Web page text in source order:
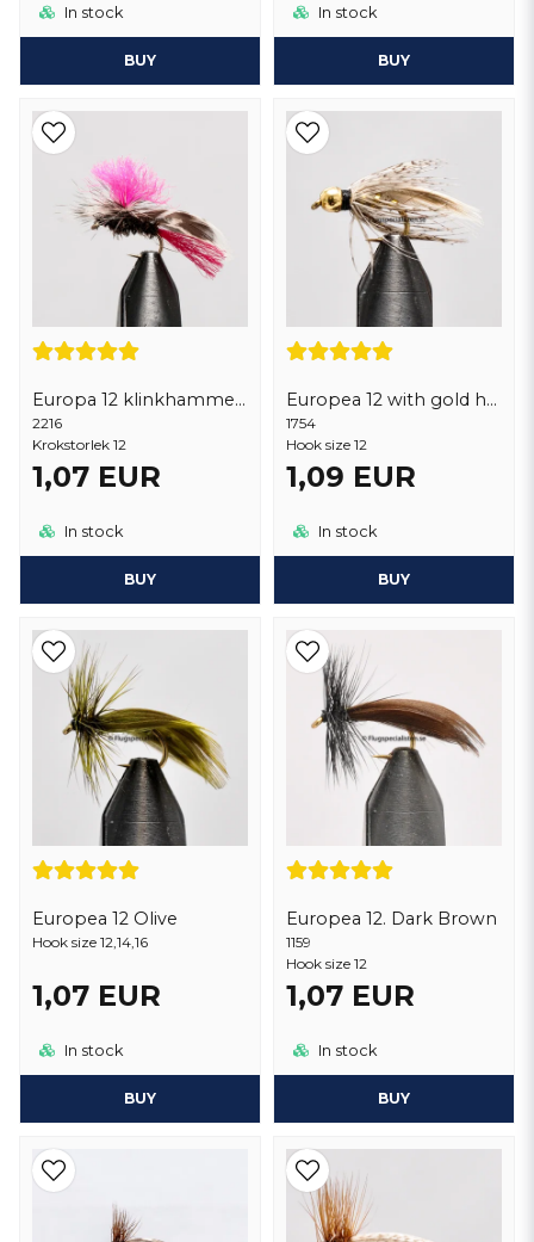
In stock
BUY
In stock
BUY
Europa 12 klinkhammer red tag
2216
Krokstorlek 12
1,07 EUR
In stock
BUY
Europea 12 with gold head
1754
Hook size 12
1,09 EUR
In stock
BUY
Europea 12 Olive
Hook size 12,14,16
1,07 EUR
In stock
BUY
Europea 12. Dark Brown
1159
Hook size 12
1,07 EUR
In stock
BUY